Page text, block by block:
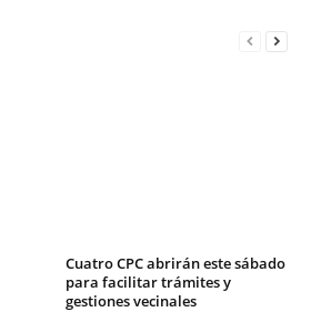
Cuatro CPC abrirán este sábado
para facilitar trámites y
gestiones vecinales